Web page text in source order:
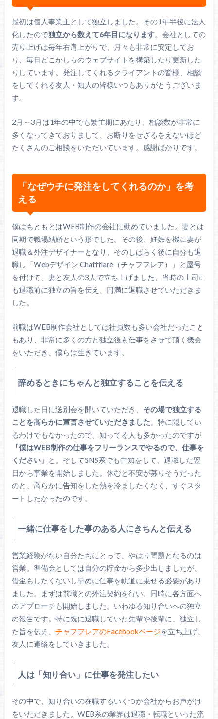
最初は個人事業主として独立しました。その1年半後に法人
化したので独立から数えて6年目になります。会社としての
売り上げは毎年右肩上がりで、月々も非常に安定してお
り、毎日どこかしらのウェブサイトを構築したり更新した
りしています。発注してくれるクライアントの皆様、相談
をしてくれる友人・知人の皆様いつもありがとうございま
す。
2月～3月は1年の中でも繁忙期にあたり、相談数が非常に
多くなってきておりまして、お断りをせざるをえないほど
たくさんのご相談をいただいています。感謝ばかりです。
「なぜウチに発注をしてくれるのか」を考
える
僕はもともとはWEB制作の会社に勤めていました。妻とは
同期で職場結婚という形でした。その後、妊娠を機に妻が
退職＆外注デザイナーとなり、そのしばらく後に自分も退
職し「Webデザイン Chaffflare（チャフフレア）」と屋号
を付けて、妻と友人の3人で立ち上げました。当時の上司に
も退職前に独立の旨を伝え、円満に退職させていただきま
した。
前職はWEB制作会社としては社員数も多い会社だったこと
もあり、非常に多くの方と独立後も仕事をさせて頂く機会
をいただき、僕らは生きています。
辞めるときにちゃんと独立することを伝える
退職した日に送別会を開いていただき、 その場で独立する
ことを高らかに宣言させていただきました。特に隠してい
るわけでもなかったので、知ってる人も多かったのですが
「僕はWEB制作の仕事をフリーランスでやるので、仕事を
ください」 と。そしてSNS系でも告知をして、退職した翌
日から事業を開始しました。休むと不安が募りそうだった
のと、高らかに告知をした熱を冷ましたくなく、すぐスタ
ートしたかったのです。
一緒に仕事をした事のある人にきちんと伝える
営業経験がない自分たちにとって、やはり問題となるのは
営業。準備金としては自分の貯金から多少出しましたが、
借金もしたくないし早めに仕事を軌道に乗せる必要があり
ました。まずは前職との外注契約を行い、同時に各方面へ
のアプローチも開始しました。いわゆる知り合いへの独立
の報告です。特に既に退職していた先輩や後輩に、独立し
た旨を伝え、 チャフフレアのFacebookページを立ち上げ、
友人に連絡をしていきました。
人は「知り合い」に仕事を発注したい
その中で、知り合いの在職するいくつか会社からお声がけ
をいただきました。WEB系の業界は退職・転職といった流